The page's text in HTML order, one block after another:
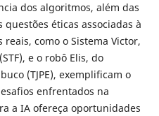
dos algoritmos, além das
éticas associadas à
reais, como o Sistema Victor,
e o robô Elis, do
(TJPE), exemplificam o
enfrentados na
a IA ofereça oportunidades